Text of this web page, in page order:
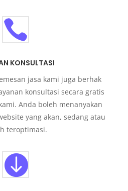

KONSULTASI
jasa kami juga berhak
konsultasi secara gratis
Anda boleh menanyakan
yang akan, sedang atau
teroptimasi.
